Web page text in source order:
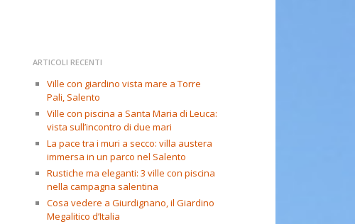
ARTICOLI RECENTI
Ville con giardino vista mare a Torre
Pali, Salento
Ville con piscina a Santa Maria di Leuca:
vista sull’incontro di due mari
La pace tra i muri a secco: villa austera
immersa in un parco nel Salento
Rustiche ma eleganti: 3 ville con piscina
nella campagna salentina
Cosa vedere a Giurdignano, il Giardino
Megalitico d’Italia